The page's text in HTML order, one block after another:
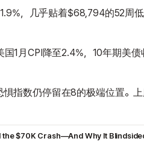
，几乎贴着$68,794的52周
1月CPI降至2.4%，10年期美
指数仍停留在8的极端位置。
the $70K Crash—And Why It